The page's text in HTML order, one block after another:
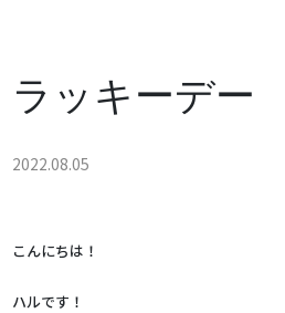
ラッキーデー
2022.08.05
こんにちは！
ハルです！